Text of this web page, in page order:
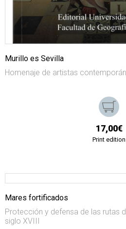
Murillo es Sevilla
Homenaje de artistas
17,00€
Print edition
Mares fortificados
Protección y defensa de las rutas
siglo XVIII